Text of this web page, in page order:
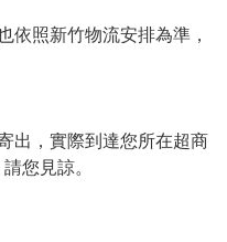
依照新竹物流安排為準，
出，實際到達您所在超商
您見諒。